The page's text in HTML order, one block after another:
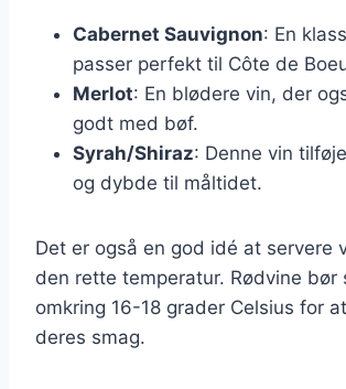
Cabernet Sauvignon: En
passer perfekt til Côte de
Merlot: En blødere vin, der
godt med bøf.
Syrah/Shiraz: Denne vin
og dybde til måltidet.
Det er også en god idé at servere
den rette temperatur. Rødvine bør
omkring 16-18 grader Celsius for
deres smag.